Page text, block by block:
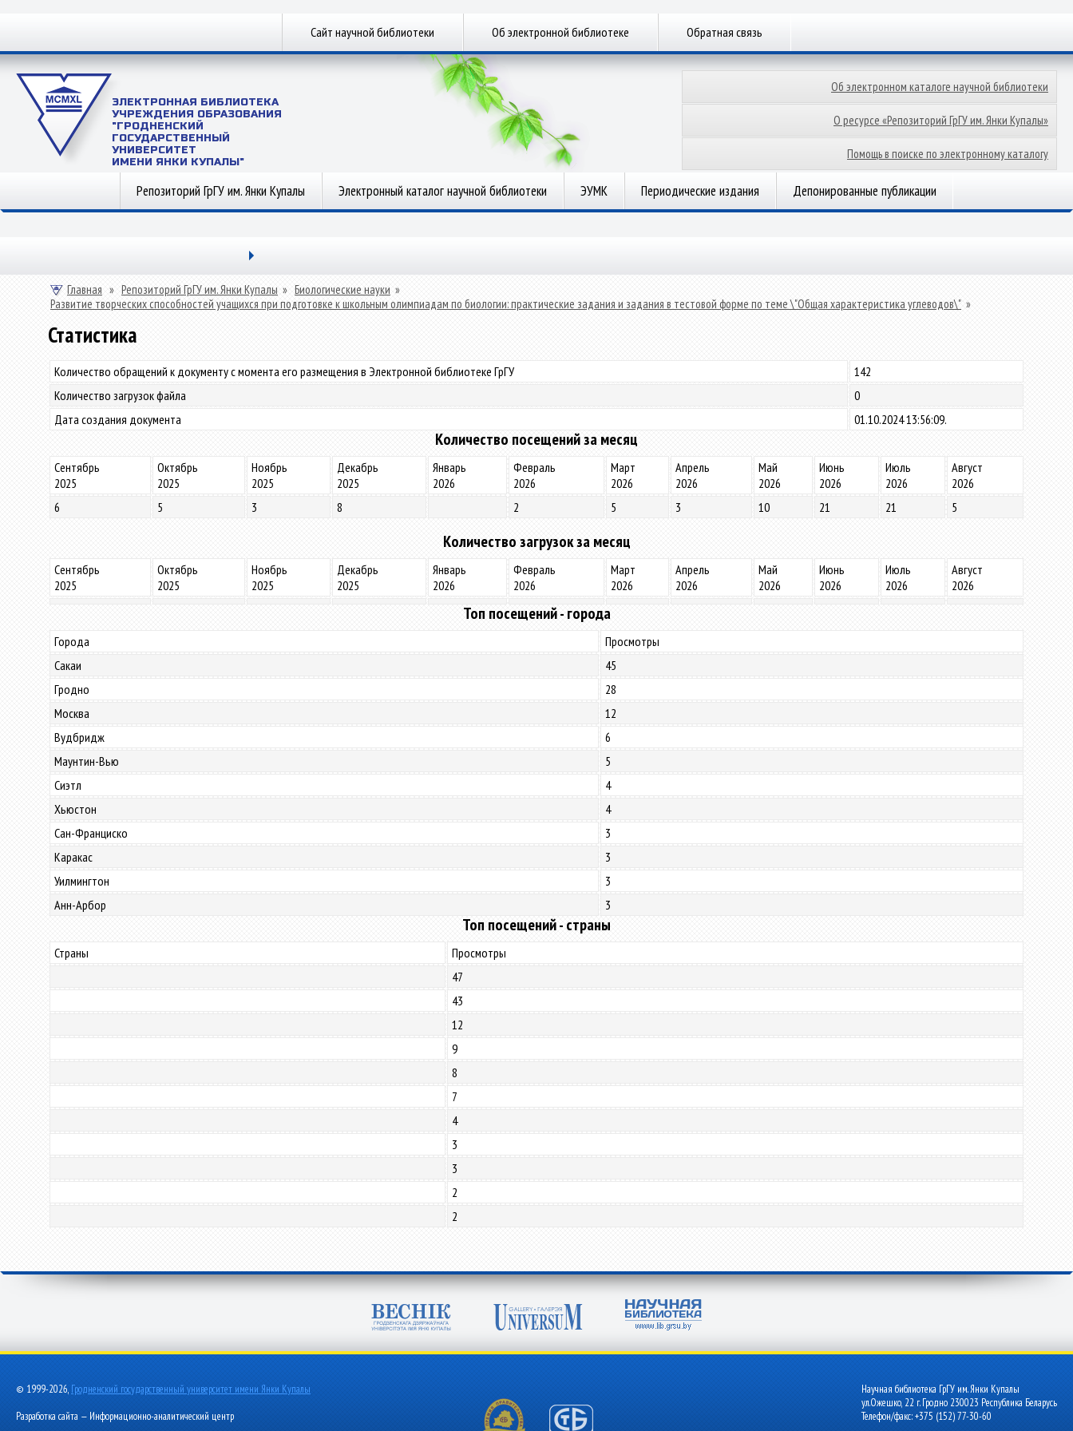
Сайт научной библиотеки Об электронной библиотеке Обратная связь
ЭЛЕКТРОННАЯ БИБЛИОТЕКА
УЧРЕЖДЕНИЯ ОБРАЗОВАНИЯ
"ГРОДНЕНСКИЙ
ГОСУДАРСТВЕННЫЙ
УНИВЕРСИТЕТ
ИМЕНИ ЯНКИ КУПАЛЫ"
Об электронном каталоге научной библиотеки
О ресурсе «Репозиторий ГрГУ им. Янки Купалы»
Помощь в поиске по электронному каталогу
Репозиторий ГрГУ им. Янки Купалы Электронный каталог научной библиотеки ЭУМК Периодические издания Депонированные публикации
Главная » Репозиторий ГрГУ им. Янки Купалы » Биологические науки »
Развитие творческих способностей учащихся при подготовке к школьным олимпиадам по биологии: практические задания и задания в тестовой форме по теме \"Общая характеристика углеводов\" »
Статистика
Количество обращений к документу с момента его размещения в Электронной библиотеке ГрГУ
142
Количество загрузок файла
0
Дата создания документа
01.10.2024 13:56:09.
Количество посещений за месяц
Сентябрь
2025
Октябрь
2025
Ноябрь
2025
Декабрь
2025
Январь
2026
Февраль
2026
Март
2026
Апрель
2026
Май
2026
Июнь
2026
Июль
2026
Август
2026
6
5 3 8 2 5 3 10 21 21 5
Количество загрузок за месяц
Сентябрь
2025
Октябрь
2025
Ноябрь
2025
Декабрь
2025
Январь
2026
Февраль
2026
Март
2026
Апрель
2026
Май
2026
Июнь
2026
Июль
2026
Август
2026
Топ посещений - города
Города
Просмотры
Сакаи
45
Гродно
28
Москва
12
Вудбридж
6
Маунтин-Вью
5
Сиэтл
4
Хьюстон
4
Сан-Франциско
3
Каракас
3
Уилмингтон
3
Анн-Арбор
3
Топ посещений - страны
Страны
Просмотры
47
43
12
9
8
7
4
3
3
2
2
© 1999-2026, Гродненский государственный университет имени Янки Купалы
Разработка сайта — Информационно-аналитический центр
Научная библиотека ГрГУ им. Янки Купалы
ул.Ожешко, 22 г. Гродно 230023 Республика Беларусь
Телефон/факс: +375 (152) 77-30-60